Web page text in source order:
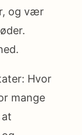
og vær
Hvor
mange